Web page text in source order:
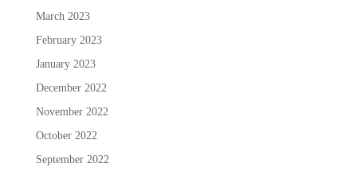
March 2023
February 2023
January 2023
December 2022
November 2022
October 2022
September 2022